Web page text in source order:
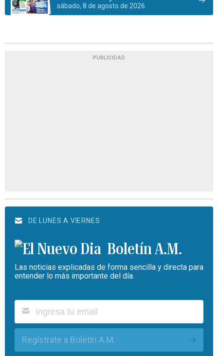
sábado, 8 de agosto de 2026
PUBLICIDAD
DE LUNES A VIERNES
Boletín A.M.
Las noticias explicadas de forma sencilla y directa para
entender lo más importante del día.
Regístrate a Boletín A.M.